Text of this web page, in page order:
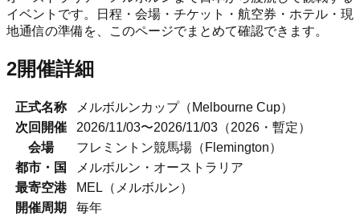
イベントです。日程・会場・チケット・航空券・ホテル・現
地通信の準備を、このページでまとめて確認できます。
2開催詳細
正式名称 メルボルンカップ（ Melbourne Cup）
次回開催
2026/11/03〜2026/11/03（2026・暫定）
会場
フレミントン競馬場（Flemington）
都市・国
メルボルン ・ オーストラリア
最寄空港
MEL（メルボルン）
開催周期
毎年